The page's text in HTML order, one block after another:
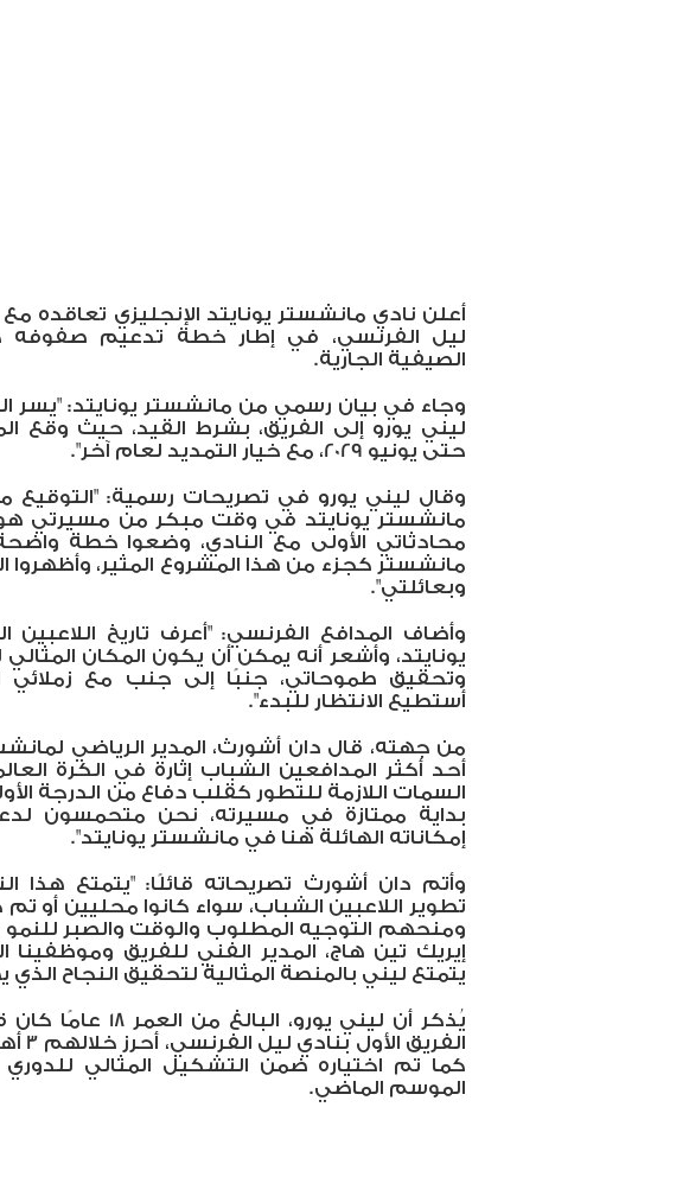
أعلن نادي مانشستر يونايتد الإنجليزي تعاقده
ليل الفرنسي، في إطار خطة تدعيم صفوفه
الصيفية الجارية.
وجاء في بيان رسمي من مانشستر يونايتد: "يسر
ليني يورو إلى الفريق، بشرط القيد، حيث وقع
حتى يونيو 2029، مع خيار التمديد لعام آخر".
وقال ليني يورو في تصريحات رسمية: "التوقيع
مانشستر يونايتد في وقت مبكر من مسيرتي
محادثاتي الأولى مع النادي، وضعوا خطة
مانشستر كجزء من هذا المشروع المثير، وأظهروا
وبعائلتي".
وأضاف المدافع الفرنسي: "أعرف تاريخ
يونايتد، وأشعر أنه يمكن أن يكون المكان
وتحقيق طموحاتي، جنبًا إلى جنب مع زملائي
أستطيع الانتظار للبدء".
من جهته، قال دان أشورث، المدير الرياضي
أحد أكثر المدافعين الشباب إثارة في الكرة
السمات اللازمة للتطور كقلب دفاع من الدرجة
بداية ممتازة في مسيرته، نحن متحمسون
إمكاناته الهائلة هنا في مانشستر يونايتد".
وأتم دان أشورث تصريحاته قائلًا: "يتمتع هذا
تطوير اللاعبين الشباب، سواء كانوا محليين أو
ومنحهم التوجيه المطلوب والوقت والصبر للنمو
إيريك تين هاج، المدير الفني للفريق وموظفينا
يتمتع ليني بالمنصة المثالية لتحقيق النجاح الذي
كما تم اختياره ضمن التشكيل المثالي للدوري
الموسم الماضي.